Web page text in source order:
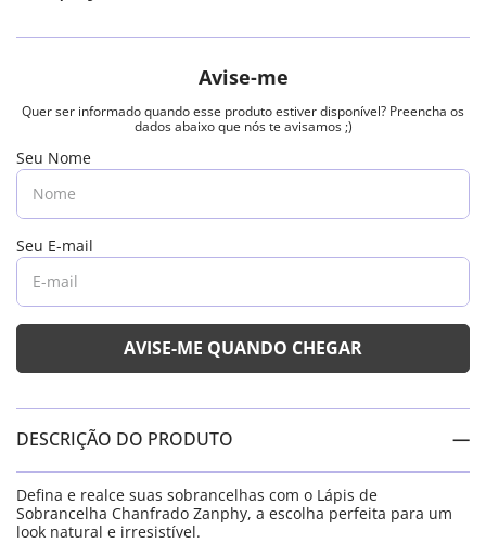
DESCRIÇÃO DO PRODUTO
Defina e realce suas sobrancelhas com o Lápis de
Sobrancelha Chanfrado Zanphy, a escolha perfeita para um
look natural e irresistível.